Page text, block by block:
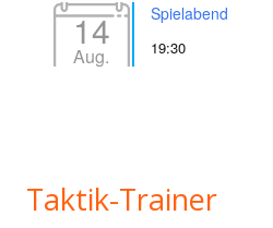
14
Aug.
Spielabend
19:30
Taktik-Trainer